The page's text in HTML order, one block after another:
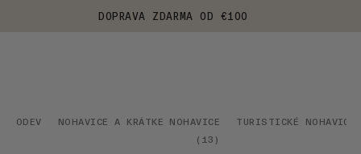
DOPRAVA ZDARMA OD €100
ODEV NOHAVICE A KRÁTKE NOHAVICE
TURISTICKÉ NOHAVICE
( 13 )